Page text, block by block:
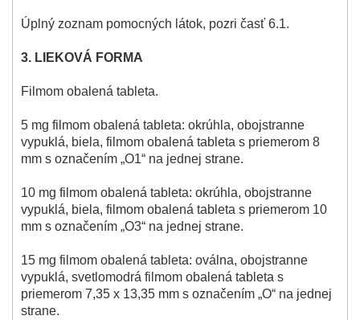
Úplný zoznam pomocných látok, pozri časť 6.1.
3. LIEKOVÁ FORMA
Filmom obalená tableta.
5 mg filmom obalená tableta: okrúhla, obojstranne
vypuklá, biela, filmom obalená tableta s priemerom 8
mm s označením „O1“ na jednej strane.
10 mg filmom obalená tableta: okrúhla, obojstranne
vypuklá, biela, filmom obalená tableta s priemerom 10
mm s označením „O3“ na jednej strane.
15 mg filmom obalená tableta: oválna, obojstranne
vypuklá, svetlomodrá filmom obalená tableta s
priemerom 7,35 x 13,35 mm s označením „O“ na jednej
strane.